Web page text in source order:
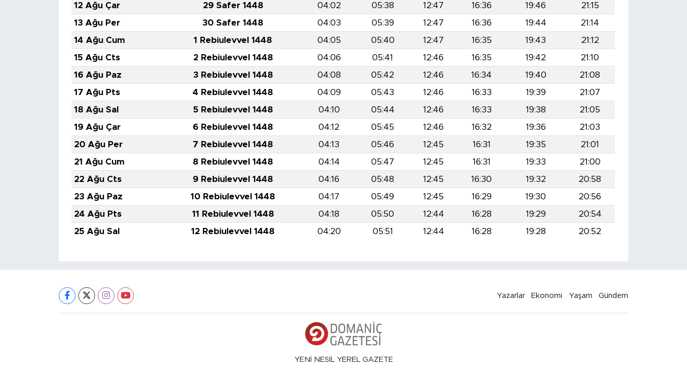
12 Ağu Çar
29 Safer 1448 04:02 05:38 12:47 16:36 19:46
21:15
13 Ağu Per
30 Safer 1448 04:03 05:39 12:47 16:36 19:44
21:14
14 Ağu Cum
1 Rebiulevvel 1448 04:05 05:40 12:47 16:35 19:43
21:12
15 Ağu Cts
2 Rebiulevvel 1448 04:06 05:41 12:46 16:35 19:42
21:10
16 Ağu Paz
3 Rebiulevvel 1448 04:08 05:42 12:46 16:34 19:40
21:08
17 Ağu Pts
4 Rebiulevvel 1448 04:09 05:43 12:46 16:33 19:39
21:07
18 Ağu Sal
5 Rebiulevvel 1448 04:10 05:44 12:46 16:33 19:38
21:05
19 Ağu Çar
6 Rebiulevvel 1448 04:12 05:45 12:46 16:32 19:36
21:03
20 Ağu Per
7 Rebiulevvel 1448 04:13 05:46 12:45 16:31 19:35
21:01
21 Ağu Cum
8 Rebiulevvel 1448 04:14 05:47 12:45 16:31 19:33
21:00
22 Ağu Cts
9 Rebiulevvel 1448 04:16 05:48 12:45 16:30 19:32
20:58
23 Ağu Paz
10 Rebiulevvel 1448 04:17 05:49 12:45 16:29 19:30
20:56
24 Ağu Pts
11 Rebiulevvel 1448 04:18 05:50 12:44 16:28 19:29
20:54
25 Ağu Sal
12 Rebiulevvel 1448 04:20 05:51 12:44 16:28 19:28 20:52
Yazarlar Ekonomi Yaşam Gündem
YENİ NESİL YEREL GAZETE